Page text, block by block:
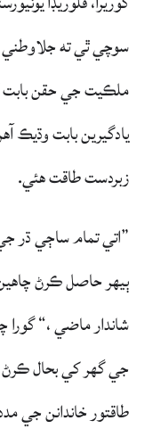
سوچي ٿي ته جلاوطني
ملڪيت جي حقن بابت
يادگيرين بابت وڌيڪ
زبردست طاقت هئي.
”اتي تمام ساڄي
ٻيهر حاصل ڪرڻ
شاندار ماضي ،“ گورا
جي گهر کي بحال
طاقتور خاندانن جي